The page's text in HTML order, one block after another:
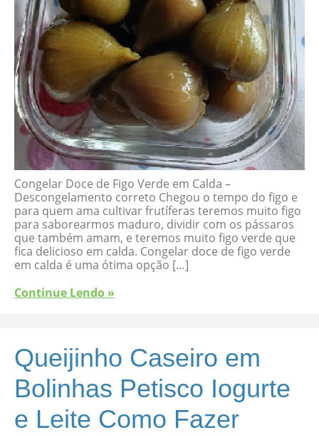
Congelar Doce de Figo Verde em Calda –
Descongelamento correto Chegou o tempo do figo e
para quem ama cultivar frutíferas teremos muito figo
para saborearmos maduro, dividir com os pássaros
que também amam, e teremos muito figo verde que
fica delicioso em calda. Congelar doce de figo verde
em calda é uma ótima opção […]
Continue Lendo »
Queijinho Caseiro em
Bolinhas Petisco Iogurte
e Leite Como Fazer